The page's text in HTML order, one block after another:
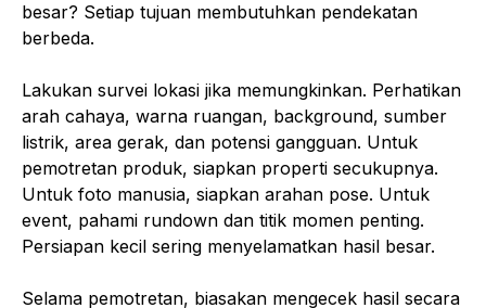
besar? Setiap tujuan membutuhkan pendekatan
berbeda.
Lakukan survei lokasi jika memungkinkan. Perhatikan
arah cahaya, warna ruangan, background, sumber
listrik, area gerak, dan potensi gangguan. Untuk
pemotretan produk, siapkan properti secukupnya.
Untuk foto manusia, siapkan arahan pose. Untuk
event, pahami rundown dan titik momen penting.
Persiapan kecil sering menyelamatkan hasil besar.
Selama pemotretan, biasakan mengecek hasil secara